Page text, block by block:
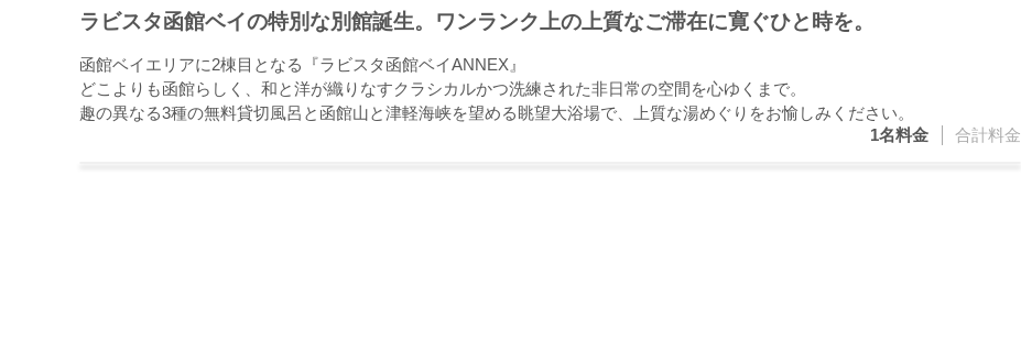
ラビスタ函館ベイの特別な別館誕生。ワンランク上の上質なご滞在に寛ぐひと時を。
函館ベイエリアに2棟目となる『ラビスタ函館ベイANNEX』
どこよりも函館らしく、和と洋が織りなすクラシカルかつ洗練された非日常の空間を心ゆくまで。
趣の異なる3種の無料貸切風呂と函館山と津軽海峡を望める眺望大浴場で、上質な湯めぐりをお愉しみください。
1名料金 合計料金